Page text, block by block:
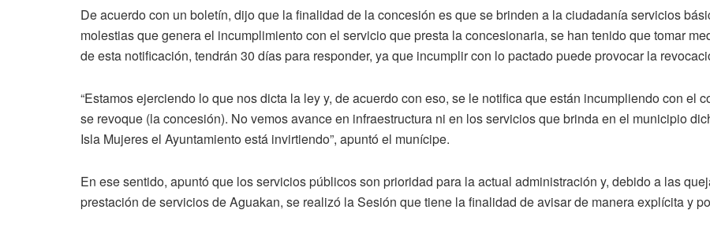
De acuerdo con un boletín, dijo que la finalidad de la concesión es que se brinden a la ciudadanía servicios
molestias que genera el incumplimiento con el servicio que presta la concesionaria, se han tenido que tomar
de esta notificación, tendrán 30 días para responder, ya que incumplir con lo pactado puede provocar la
“Estamos ejerciendo lo que nos dicta la ley y, de acuerdo con eso, se le notifica que están incumpliendo con el
se revoque (la concesión). No vemos avance en infraestructura ni en los servicios que brinda en el municipio
Isla Mujeres el Ayuntamiento está invirtiendo”, apuntó el munícipe.
En ese sentido, apuntó que los servicios públicos son prioridad para la actual administración y, debido a las
prestación de servicios de Aguakan, se realizó la Sesión que tiene la finalidad de avisar de manera explícita y